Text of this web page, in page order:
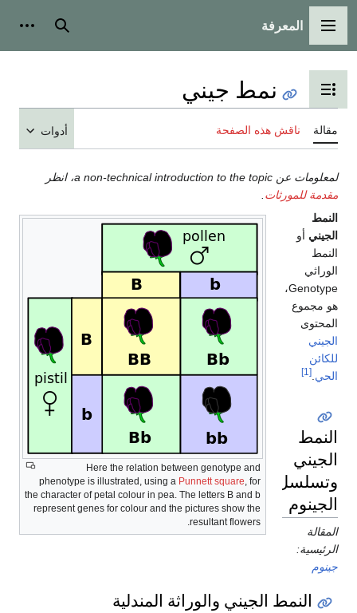
القائمة الرئيسية
المعرفة بحث
تبديل عرض جدول المحتويات
نمط جيني
مقالة ناقش هذه الصفحة أدوات
لمعلومات عن a non-technical introduction to the topic، انظر
مقدمة للمورثات
Here the relation between genotype and
phenotype is illustrated, using a Punnett square, for
the character of petal colour in pea. The letters B and b
represent genes for colour and the pictures show the
resultant flowers.
النمط
الجيني أو
النمط
الوراثي
Genotype،
هو مجموع
المحتوى
الجيني
للكائن
الحي [1]
النمط
الجيني
وتسلسل
الجينوم
المقالة
الرئيسية:
جينوم
النمط الجيني والوراثة المندلية